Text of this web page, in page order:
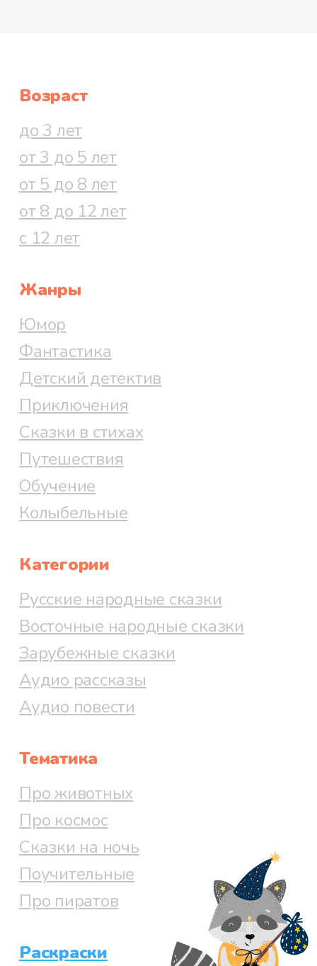
Возраст
до 3 лет
от 3 до 5 лет
от 5 до 8 лет
от 8 до 12 лет
с 12 лет
Жанры
Юмор
Фантастика
Детский детектив
Приключения
Сказки в стихах
Путешествия
Обучение
Колыбельные
Категории
Русские народные сказки
Восточные народные сказки
Зарубежные сказки
Аудио рассказы
Аудио повести
Тематика
Про животных
Про космос
Сказки на ночь
Поучительные
Про пиратов
Раскраски